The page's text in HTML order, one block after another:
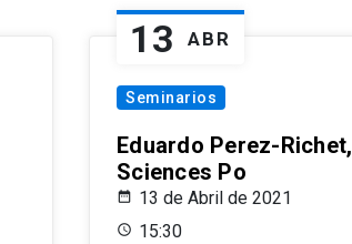
13 ABR
Seminarios
Eduardo Perez-Richet,
Sciences Po
13 de Abril de 2021
15:30